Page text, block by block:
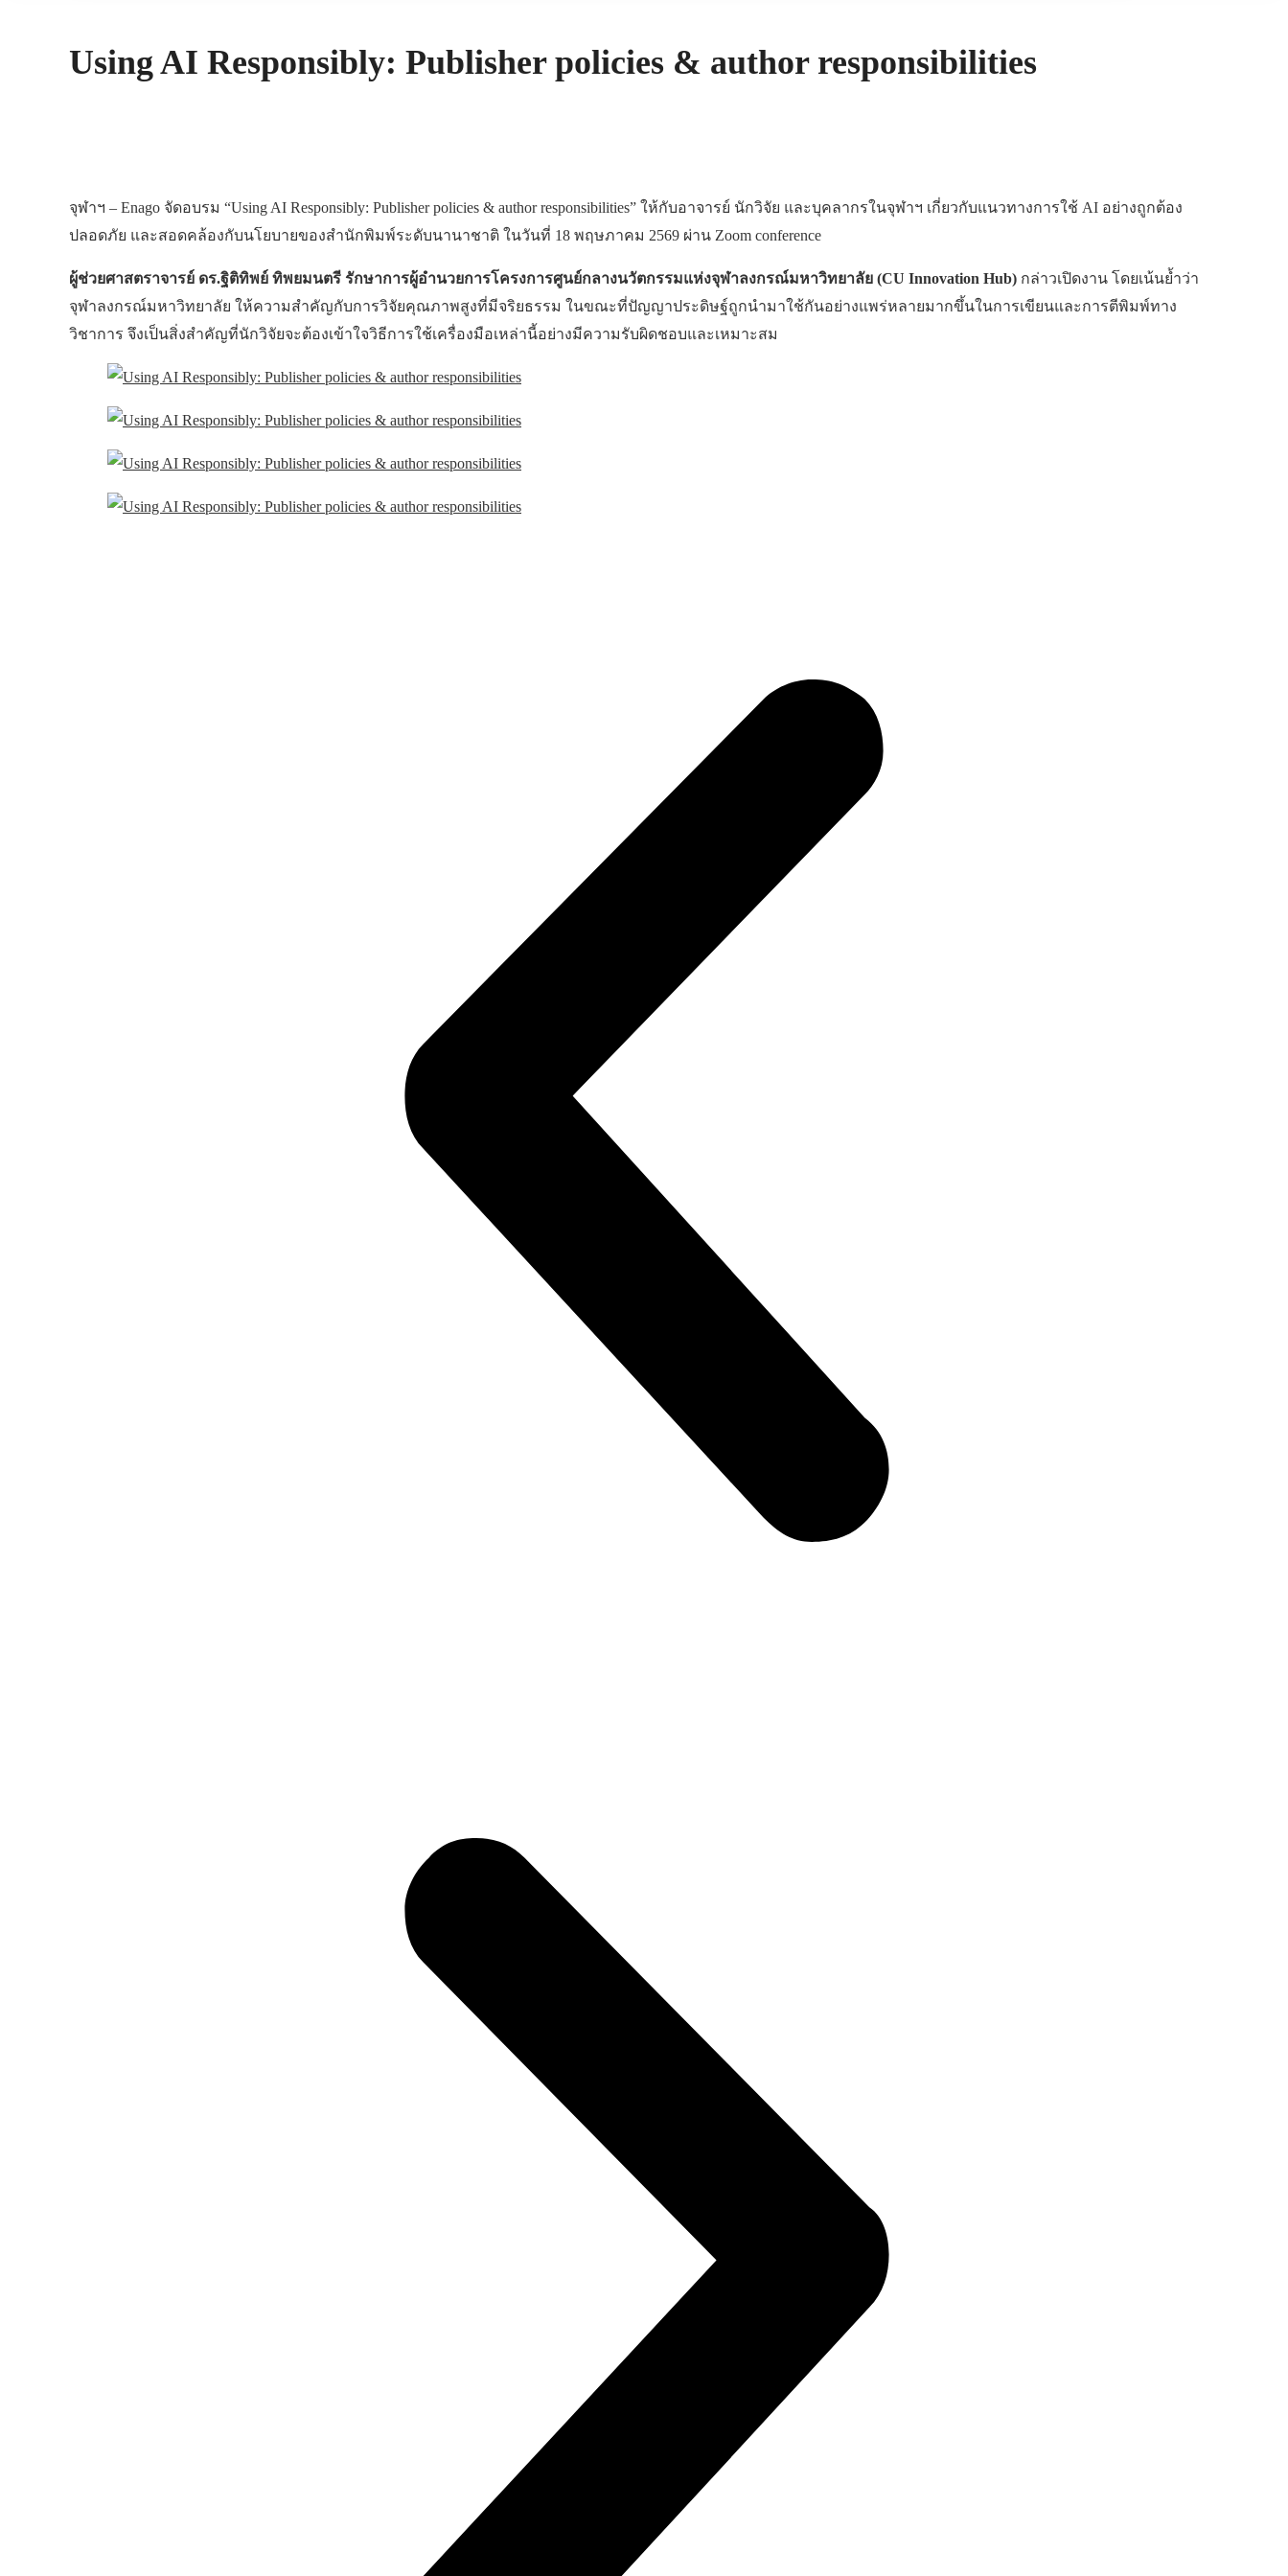
Using AI Responsibly: Publisher policies & author responsibilities
จุฬาฯ – Enago จัดอบรม “Using AI Responsibly: Publisher policies & author responsibilities” ให้กับอาจารย์ นักวิจัย และบุคลากรในจุฬาฯ เกี่ยวกับแนวทางการใช้ AI อย่างถูกต้อง
ปลอดภัย และสอดคล้องกับนโยบายของสำนักพิมพ์ระดับนานาชาติ ในวันที่ 18 พฤษภาคม 2569 ผ่าน Zoom conference
ผู้ช่วยศาสตราจารย์ ดร.ฐิติทิพย์ ทิพยมนตรี รักษาการผู้อำนวยการโครงการศูนย์กลางนวัตกรรมแห่งจุฬาลงกรณ์มหาวิทยาลัย (CU Innovation Hub) กล่าวเปิดงาน โดยเน้นย้ำว่า
จุฬาลงกรณ์มหาวิทยาลัย ให้ความสำคัญกับการวิจัยคุณภาพสูงที่มีจริยธรรม ในขณะที่ปัญญาประดิษฐ์ถูกนำมาใช้กันอย่างแพร่หลายมากขึ้นในการเขียนและการตีพิมพ์ทาง
วิชาการ จึงเป็นสิ่งสำคัญที่นักวิจัยจะต้องเข้าใจวิธีการใช้เครื่องมือเหล่านี้อย่างมีความรับผิดชอบและเหมาะสม